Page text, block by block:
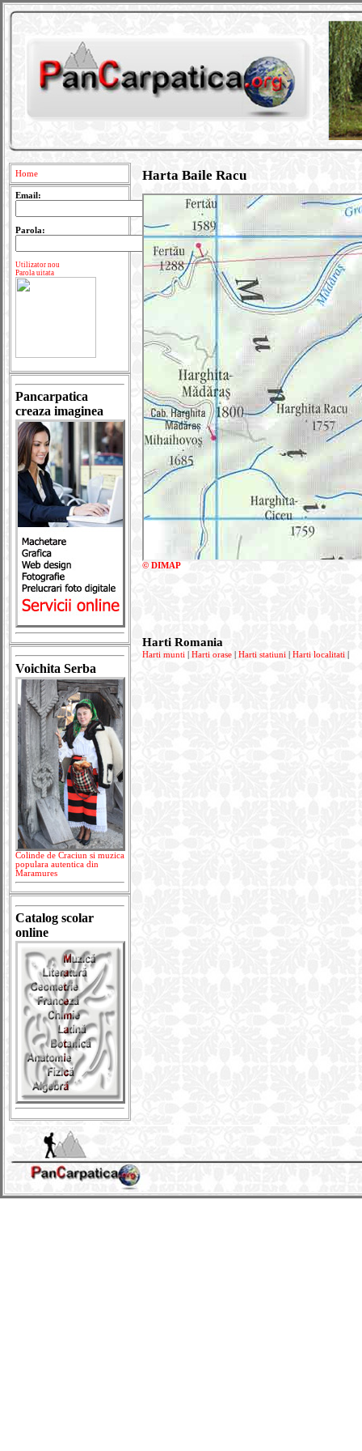
Home
Email:
Parola:
Utilizator nou
Parola uitata
Pancarpatica
creaza imaginea
Voichita Serba
Colinde de Craciun si muzica
populara autentica din
Maramures
Catalog scolar
online
Harta Baile Racu
© DIMAP
Harti Romania
Harti munti Harti orase Harti statiuni Harti localitati